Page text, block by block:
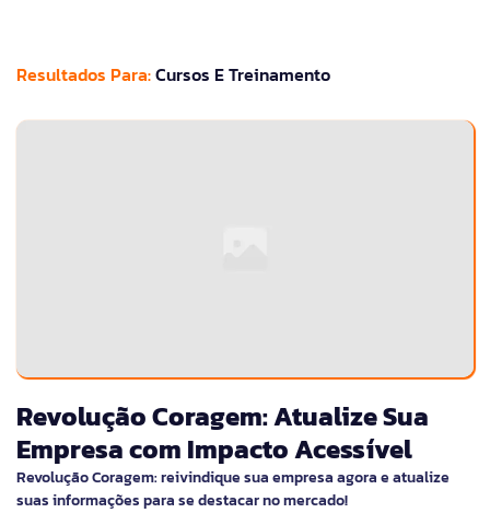
Resultados Para:Cursos E Treinamento
Revolução Coragem: Atualize Sua
Empresa com Impacto Acessível
Revolução Coragem: reivindique sua empresa agora e atualize
suas informações para se destacar no mercado!